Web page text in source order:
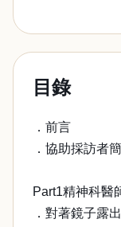
目錄
．前言
．協助採訪者
Part1精神科醫
．對著鏡子露